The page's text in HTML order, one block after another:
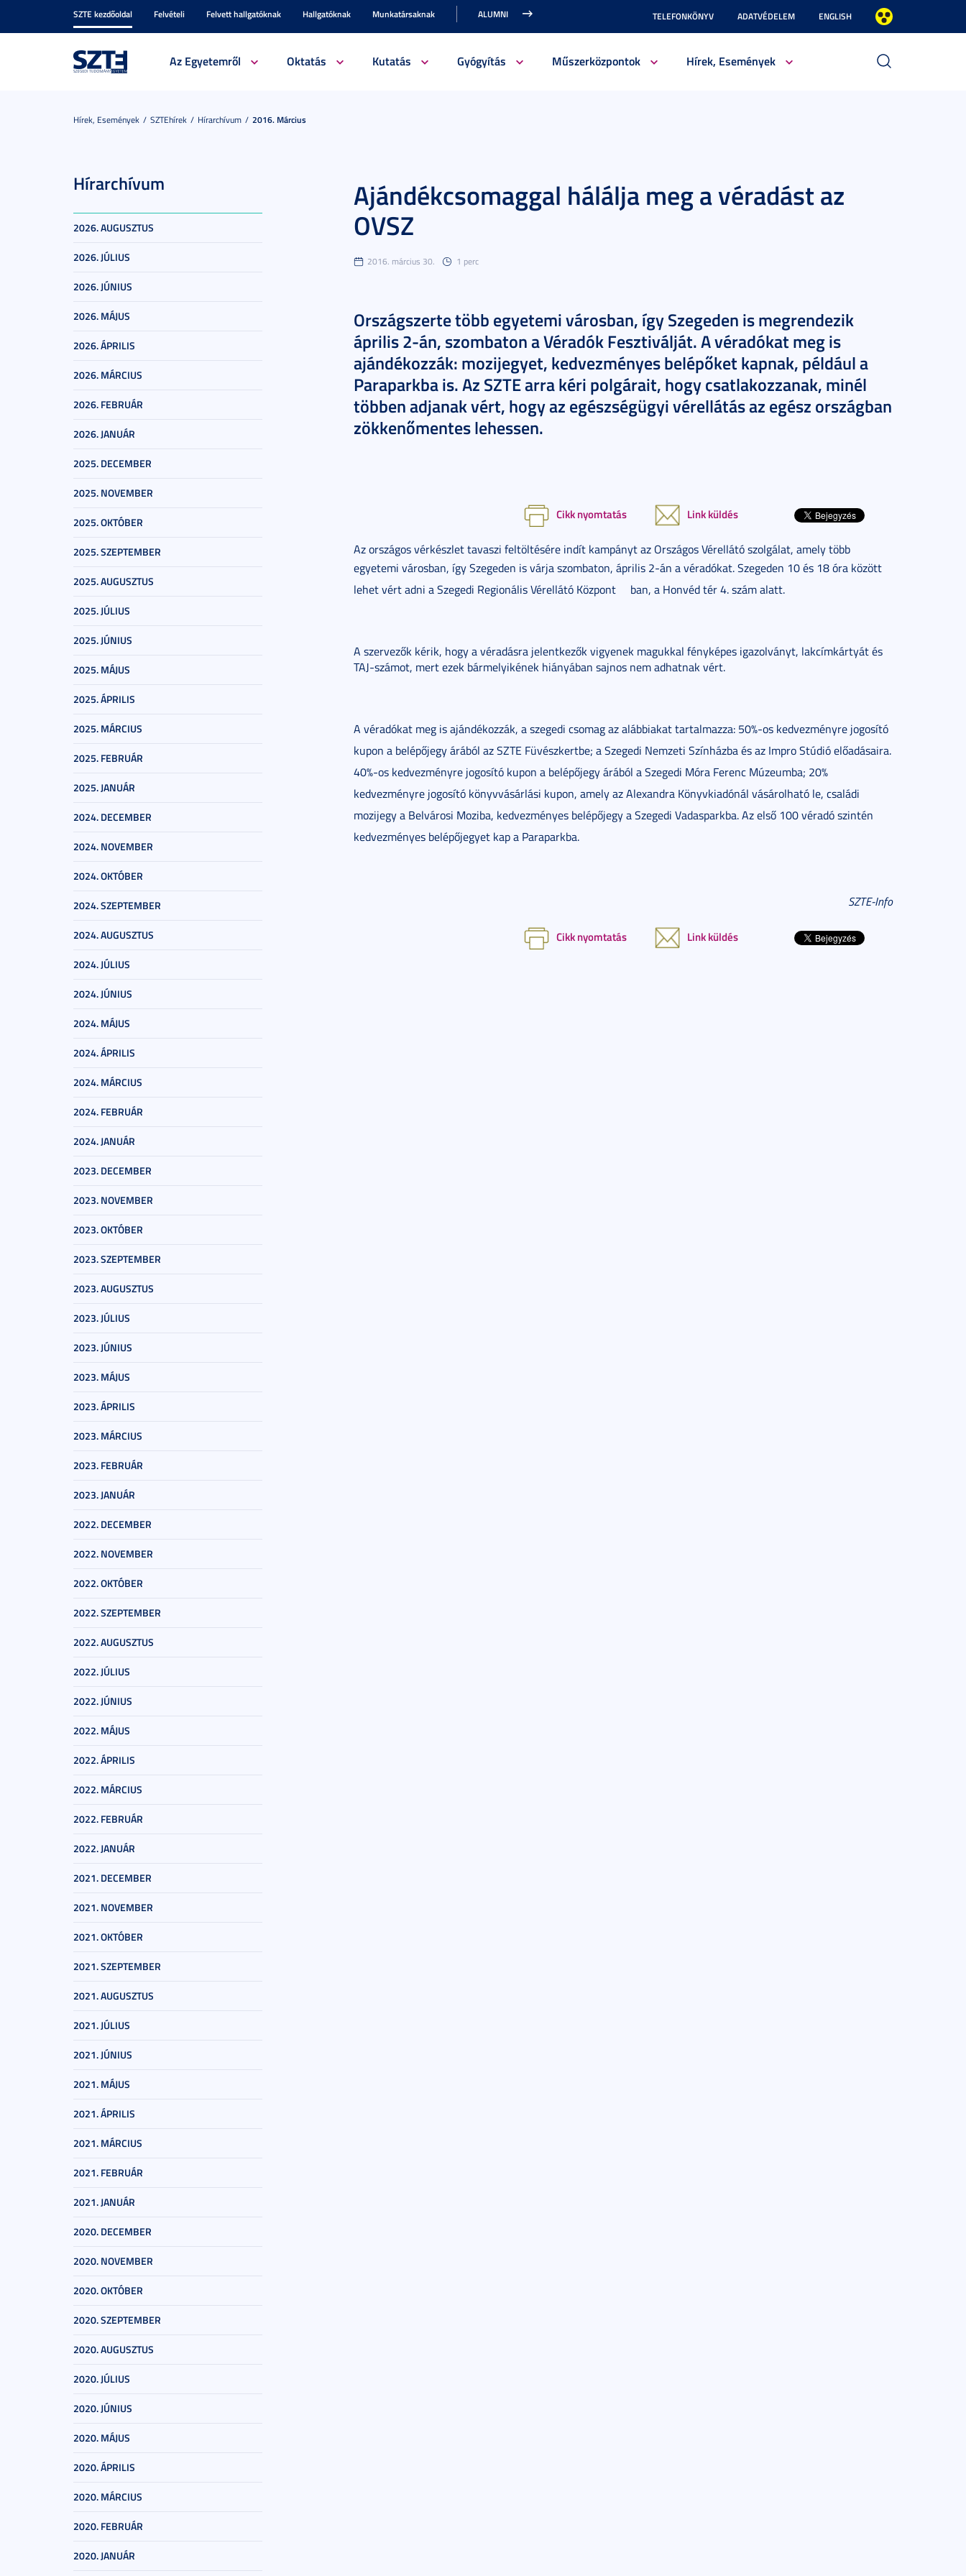
SZTE kezdőoldal Felvételi Felvett hallgatóknak Hallgatóknak Munkatársaknak ALUMNI TELEFONKÖNYV ADATVÉDELEM ENGLISH
Az Egyetemről Oktatás Kutatás Gyógyítás Műszerközpontok Hírek, Események
Hírek, Események SZTEhírek Hírarchívum 2016. Március
Hírarchívum
2026. AUGUSZTUS
2026. JÚLIUS
2026. JÚNIUS
2026. MÁJUS
2026. ÁPRILIS
2026. MÁRCIUS
2026. FEBRUÁR
2026. JANUÁR
2025. DECEMBER
2025. NOVEMBER
2025. OKTÓBER
2025. SZEPTEMBER
2025. AUGUSZTUS
2025. JÚLIUS
2025. JÚNIUS
2025. MÁJUS
2025. ÁPRILIS
2025. MÁRCIUS
2025. FEBRUÁR
2025. JANUÁR
2024. DECEMBER
2024. NOVEMBER
2024. OKTÓBER
2024. SZEPTEMBER
2024. AUGUSZTUS
2024. JÚLIUS
2024. JÚNIUS
2024. MÁJUS
2024. ÁPRILIS
2024. MÁRCIUS
2024. FEBRUÁR
2024. JANUÁR
2023. DECEMBER
2023. NOVEMBER
2023. OKTÓBER
2023. SZEPTEMBER
2023. AUGUSZTUS
2023. JÚLIUS
2023. JÚNIUS
2023. MÁJUS
2023. ÁPRILIS
2023. MÁRCIUS
2023. FEBRUÁR
2023. JANUÁR
2022. DECEMBER
2022. NOVEMBER
2022. OKTÓBER
2022. SZEPTEMBER
2022. AUGUSZTUS
2022. JÚLIUS
2022. JÚNIUS
2022. MÁJUS
2022. ÁPRILIS
2022. MÁRCIUS
2022. FEBRUÁR
2022. JANUÁR
2021. DECEMBER
2021. NOVEMBER
2021. OKTÓBER
2021. SZEPTEMBER
2021. AUGUSZTUS
2021. JÚLIUS
2021. JÚNIUS
2021. MÁJUS
2021. ÁPRILIS
2021. MÁRCIUS
2021. FEBRUÁR
2021. JANUÁR
2020. DECEMBER
2020. NOVEMBER
2020. OKTÓBER
2020. SZEPTEMBER
2020. AUGUSZTUS
2020. JÚLIUS
2020. JÚNIUS
2020. MÁJUS
2020. ÁPRILIS
2020. MÁRCIUS
2020. FEBRUÁR
2020. JANUÁR
Ajándékcsomaggal hálálja meg a véradást az
OVSZ
2016. március 30. 1 perc
Országszerte több egyetemi városban, így Szegeden is megrendezik
április 2-án, szombaton a Véradók Fesztiválját. A véradókat meg is
ajándékozzák: mozijegyet, kedvezményes belépőket kapnak, például a
Paraparkba is. Az SZTE arra kéri polgárait, hogy csatlakozzanak, minél
többen adjanak vért, hogy az egészségügyi vérellátás az egész országban
zökkenőmentes lehessen.
Cikk nyomtatás Link küldés
Az országos vérkészlet tavaszi feltöltésére indít kampányt az Országos Vérellátó szolgálat, amely több
egyetemi városban, így Szegeden is várja szombaton, április 2-án a véradókat. Szegeden 10 és 18 óra között
lehet vért adni aSzegedi Regionális Vérellátó Központ ban, a Honvéd tér 4. szám alatt.
A szervezők kérik, hogy a véradásra jelentkezők vigyenek magukkal fényképes igazolványt, lakcímkártyát és
TAJ-számot, mert ezek bármelyikének hiányában sajnos nem adhatnak vért.
A véradókat meg is ajándékozzák, a szegedi csomag az alábbiakat tartalmazza: 50%-os kedvezményre jogosító
kupon a belépőjegy árából az SZTE Füvészkertbe; a Szegedi Nemzeti Színházba és az Impro Stúdió előadásaira.
40%-os kedvezményre jogosító kupon a belépőjegy árából a Szegedi Móra Ferenc Múzeumba; 20%
kedvezményre jogosító könyvvásárlási kupon, amely az Alexandra Könyvkiadónál vásárolható le, családi
mozijegy a Belvárosi Moziba, kedvezményes belépőjegy a Szegedi Vadasparkba. Az első 100 véradó szintén
kedvezményes belépőjegyet kap a Paraparkba.
SZTE-Info
Cikk nyomtatás Link küldés